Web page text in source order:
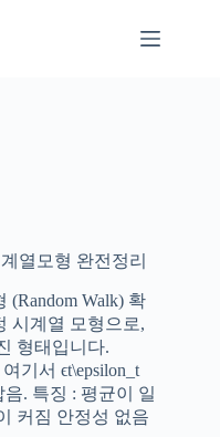
열모형 완전정리
(Random Walk) 확
시계열 모형으로,
형태입니다.
기서 ϵt\epsilon_t
음. 특징 : 평균이 일
커짐 안정성 없음